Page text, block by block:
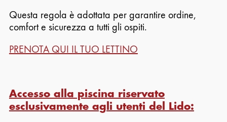
Questa regola è adottata per garantire ordine,
comfort e sicurezza a tutti gli ospiti.
PRENOTA QUI IL TUO LETTINO
Accesso alla piscina riservato
esclusivamente agli utenti del Lido: